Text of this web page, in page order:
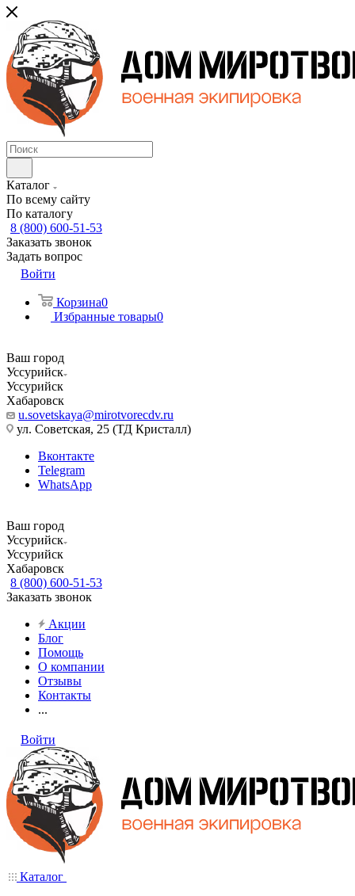
Каталог
По всему сайту
По каталогу
8 (800) 600-51-53
Заказать звонок
Задать вопрос
Войти
Корзина0
Избранные товары0
Ваш город
Уссурийск
Уссурийск
Хабаровск
u.sovetskaya@mirotvorecdv.ru
ул. Советская, 25 (ТД Кристалл)
Вконтакте
Telegram
WhatsApp
Ваш город
Уссурийск
Уссурийск
Хабаровск
8 (800) 600-51-53
Заказать звонок
Акции
Блог
Помощь
О компании
Отзывы
Контакты
...
Войти
Каталог